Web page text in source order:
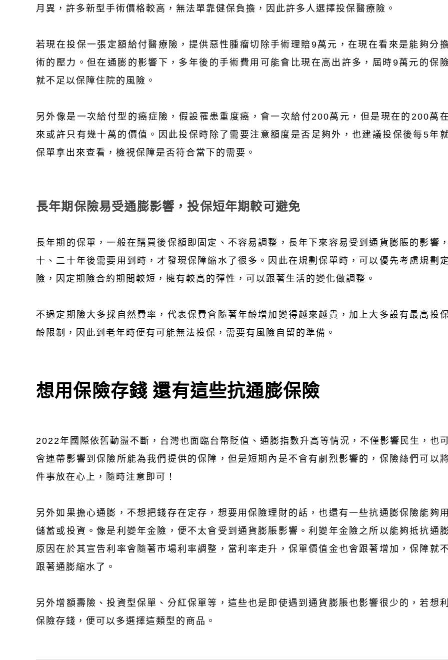
月異，許多新型手術價格較高，無法單靠健保負擔，因此許多人選擇投保醫療險。
若現在投保一張定額給付醫療險，提供惡性腫瘤切除手術理賠9萬元，在現在看來是能夠分
術的壓力。但在通膨的影響下，多年後的手術費用可能會比現在高出許多，屆時9萬元的保
就不足以保障住院的風險。
另外像是一次給付型的癌症險，假設罹患重度癌，會一次給付200萬元，但是現在的200萬
來或許只有幾十萬的價值。因此投保時除了需要注意額度是否足夠外，也建議投保後每5年
保單拿出來查看，檢視保障是否符合當下的需要。
長年期保險易受通膨影響，投保短年期較可避免
長年期的保單，一般在購買後保額即固定、不容易調整，長年下來容易受到通貨膨脹的影響
十、二十年後需要用到時，才發現保障縮水了很多。因此在規劃保單時，可以優先考慮規劃
險，因定期險合約期間較短，擁有較高的彈性，可以跟著生活的變化做調整。
不過定期險大多採自然費率，代表保費會隨著年齡增加變得越來越貴，加上大多設有最高投
齡限制，因此到老年時便有可能無法投保，需要有風險自留的準備。
想用保險存錢 還有這些抗通膨保險
2022年國際依舊動盪不斷，台灣也面臨台幣貶值、通膨指數升高等情況，不僅影響民生，也
會連帶影響到保險所能為我們提供的保障，但是短期內是不會有劇烈影響的，保險絲們可以
件事放在心上，隨時注意即可！
另外如果擔心通膨，不想把錢存在定存，想要用保險理財的話，也還有一些抗通膨保險能夠
儲蓄或投資。像是利變年金險，便不太會受到通貨膨脹影響。利變年金險之所以能夠抵抗通
原因在於其宣告利率會隨著市場利率調整，當利率走升，保單價值金也會跟著增加，保障就
跟著通膨縮水了。
另外增額壽險、投資型保單、分紅保單等，這些也是即使遇到通貨膨脹也影響很少的，若想
保險存錢，便可以多選擇這類型的商品。